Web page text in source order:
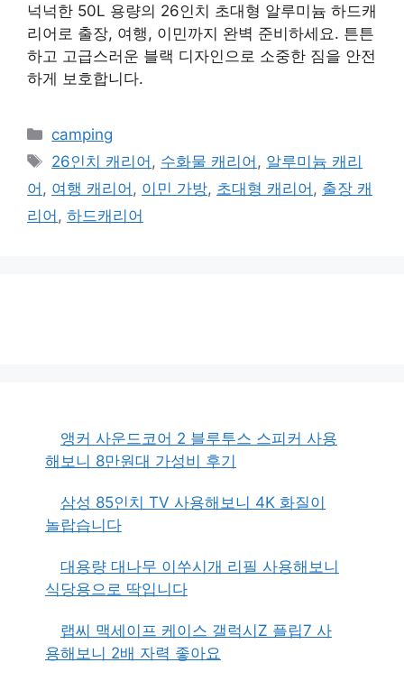
넉넉한 50L 용량의 26인치 초대형 알루미늄 하드캐
리어로 출장, 여행, 이민까지 완벽 준비하세요. 튼튼
하고 고급스러운 블랙 디자인으로 소중한 짐을 안전
하게 보호합니다.
카
테
리
camping
태
그
26인치 캐리어 , 수화물 캐리어 , 알루미늄 캐리
어 , 여행 캐리어 , 이민 가방, 초대형 캐리어 , 출장 캐
리어 , 하드캐리어
앵커 사운드코어 2 블루투스 스피커 사용
해보니 8만원대 가성비 후기
삼성 85인치 TV 사용해보니 4K 화질이
놀랍습니다
대용량 대나무 이쑤시개 리필 사용해보니
식당용으로 딱입니다
랩씨 맥세이프 케이스 갤럭시Z 플립7 사
용해보니 2배 자력 좋아요